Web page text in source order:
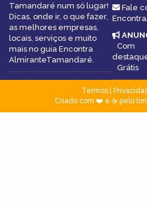
Tamandaré num só lugar!
Dicas, onde ir, o que fazer,
as melhores empresas,
locais, serviços e muito
mais no guia Encontra
AlmiranteTamandaré.
Fale
Com
Grátis
Termos|
Criado com ❤️ e ☕ pelo